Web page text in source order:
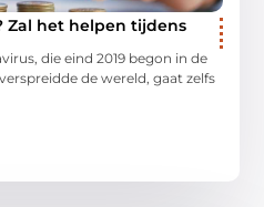
Zal het helpen tijdens
die eind 2019 begon in de
de wereld, gaat zelfs